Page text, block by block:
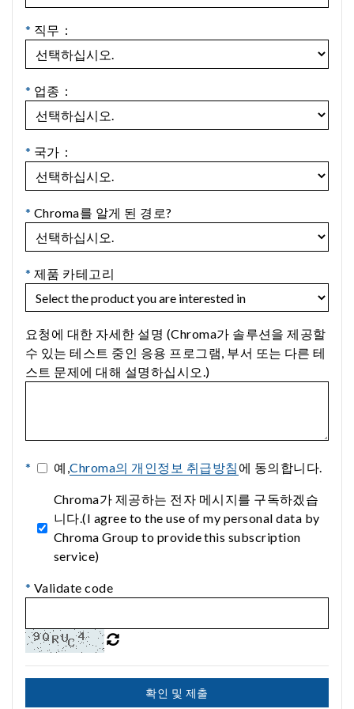
* 직무：
* 업종：
* 국가：
* Chroma를 알게 된 경로?
* 제품 카테고리
요청에 대한 자세한 설명 (Chroma가 솔루션을 제공할
수 있는 테스트 중인 응용 프로그램, 부서 또는 다른 테
스트 문제에 대해 설명하십시오.)
* 예,Chroma의 개인정보 취급방침 에 동의합니다.
Chroma가 제공하는 전자 메시지를 구독하겠습
니다.(I agree to the use of my personal data by
Chroma Group to provide this subscription
service)
* Validate code
확인 및 제출